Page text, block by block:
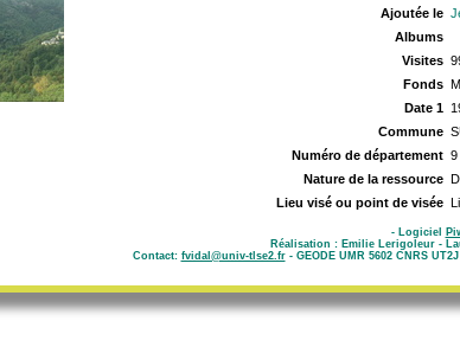
Ajoutée le
Albums
Visites
Fonds
Date 1
Commune
Numéro de département 9
Nature de la ressource
Lieu visé ou point de visée
- Logiciel
Réalisation : Emilie Lerigoleur -
Contact: fvidal@univ-tlse2.fr- GEODE UMR 5602 CNRS